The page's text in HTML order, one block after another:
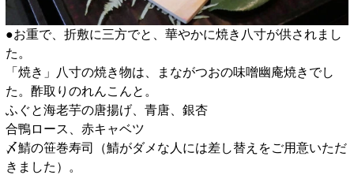
●お重で、折敷に三方でと、華やかに焼き八寸が供されまし
た。
「焼き」八寸の焼き物は、まながつおの味噌幽庵焼きでし
た。酢取りのれんこんと。
ふぐと海老芋の唐揚げ、青唐、銀杏
合鴨ロース、赤キャベツ
〆鯖の笹巻寿司（鯖がダメな人には差し替えをご用意いただ
きました）。